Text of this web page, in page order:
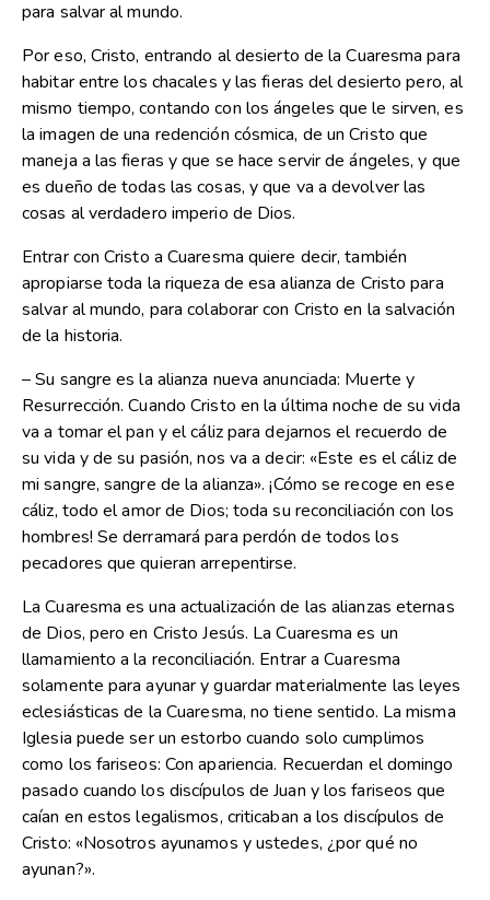
para salvar al mundo.
Por eso, Cristo, entrando al desierto de la Cuaresma para
habitar entre los chacales y las fieras del desierto pero, al
mismo tiempo, contando con los ángeles que le sirven, es
la imagen de una redención cósmica, de un Cristo que
maneja a las fieras y que se hace servir de ángeles, y que
es dueño de todas las cosas, y que va a devolver las
cosas al verdadero imperio de Dios.
Entrar con Cristo a Cuaresma quiere decir, también
apropiarse toda la riqueza de esa alianza de Cristo para
salvar al mundo, para colaborar con Cristo en la salvación
de la historia.
– Su sangre es la alianza nueva anunciada: Muerte y
Resurrección. Cuando Cristo en la última noche de su vida
va a tomar el pan y el cáliz para dejarnos el recuerdo de
su vida y de su pasión, nos va a decir: «Este es el cáliz de
mi sangre, sangre de la alianza». ¡Cómo se recoge en ese
cáliz, todo el amor de Dios; toda su reconciliación con los
hombres! Se derramará para perdón de todos los
pecadores que quieran arrepentirse.
La Cuaresma es una actualización de las alianzas eternas
de Dios, pero en Cristo Jesús. La Cuaresma es un
llamamiento a la reconciliación. Entrar a Cuaresma
solamente para ayunar y guardar materialmente las leyes
eclesiásticas de la Cuaresma, no tiene sentido. La misma
Iglesia puede ser un estorbo cuando solo cumplimos
como los fariseos: Con apariencia. Recuerdan el domingo
pasado cuando los discípulos de Juan y los fariseos que
caían en estos legalismos, criticaban a los discípulos de
Cristo: «Nosotros ayunamos y ustedes, ¿por qué no
ayunan?».